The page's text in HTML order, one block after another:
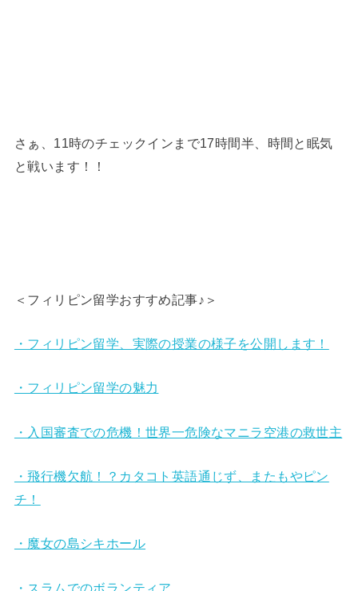
さぁ、11時のチェックインまで17時間半、時間と眠気
と戦います！！
＜フィリピン留学おすすめ記事♪＞
・フィリピン留学、実際の授業の様子を公開します！
・フィリピン留学の魅力
・入国審査での危機！世界一危険なマニラ空港の救世主
・飛行機欠航！？カタコト英語通じず、またもやピン
チ！
・魔女の島シキホール
・スラムでのボランティア